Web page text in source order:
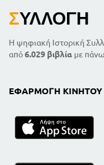
ΣΥΛΛΟΓΉ
Η ψηφιακή Ιστορική
από6.029 βιβλία με
ΕΦΑΡΜΟΓΉ ΚΙΝΗΤΟΎ